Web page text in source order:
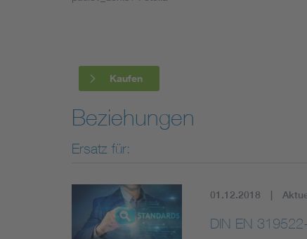
Mobility
Smart Cities
Kaufen
Beziehungen
Ersatz für:
01.12.2018
DIN EN